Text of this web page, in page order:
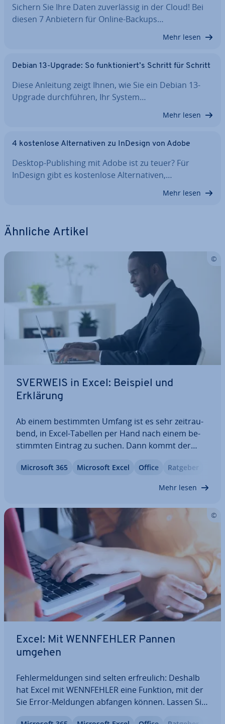
Sichern Sie Ihre Daten zu­ver­läs­sig in der Cloud! Bei
diesen 7 Anbietern für Online-Backups…
Mehr lesen
Debian 13-Upgrade: So funk­tio­niert’s Schritt für Schritt
Diese Anleitung zeigt Ihnen, wie Sie ein Debian 13-
Upgrade durch­füh­ren, Ihr System…
Mehr lesen
4 kos­ten­lo­se Al­ter­na­ti­ven zu InDesign von Adobe
Desktop-Pu­bli­shing mit Adobe ist zu teuer? Für
InDesign gibt es kos­ten­lo­se Al­ter­na­ti­ven,…
Mehr lesen
Ähnliche Artikel
SVERWEIS in Excel: Beispiel und
Erklärung
Ab einem be­stimm­ten Umfang ist es sehr zeit­rau­
bend, in Excel-Tabellen per Hand nach einem be­
stimm­ten Eintrag zu suchen. Dann kommt der
Ihnen zum be­nö­tig­ten Such­kri­te­ri­um den ent­spre­
Microsoft 365 Microsoft Excel Office Ratgeber
Mehr lesen
Excel: Mit WENN­FEH­LER Pannen
umgehen
Feh­ler­mel­dun­gen sind selten er­freu­lich: Deshalb
hat Excel mit WENN­FEH­LER eine Funktion, mit der
Sie Error-Meldungen abfangen können. Lassen Sie